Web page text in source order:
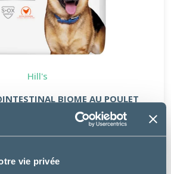
vie privée
Hill's
BIOME AU POULET
26.18€